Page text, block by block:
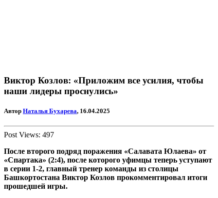
Виктор Козлов: «Приложим все усилия, чтобы
наши лидеры проснулись»
Автор Наталья Бухарева, 16.04.2025
Post Views: 497
После второго подряд поражения «Салавата Юлаева» от
«Спартака» (2:4), после которого уфимцы теперь уступают
в серии 1-2, главный тренер команды из столицы
Башкортостана Виктор Козлов прокомментировал итоги
прошедшей игры.